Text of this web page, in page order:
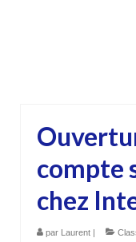
compte
chez
par Laurent |